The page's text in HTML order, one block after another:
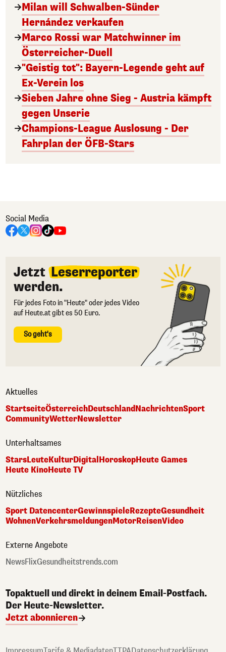
Milan will Schwalben-Sünder
Hernández verkaufen
Marco Rossi war Matchwinner im
Österreicher-Duell
"Geistig tot": Bayern-Legende geht auf
Ex-Verein los
Sieben Jahre ohne Sieg - Austria kämpft
gegen Unserie
Champions-League Auslosung - Der
Fahrplan der ÖFB-Stars
Social Media
Jetzt Leserreporter
werden.
Für jedes Foto in "Heute" oder jedes Video
auf Heute.at gibt es 50 Euro.
So geht's
Aktuelles
StartseiteÖsterreichDeutschlandNachrichtenSport
CommunityWetterNewsletter
Unterhaltsames
StarsLeuteKulturDigital HoroskopHeute Games
Heute KinoHeute TV
Nützliches
Sport DatencenterGewinnspieleRezepteGesundheit
WohnenVerkehrsmeldungenMotorReisenVideo
Externe Angebote
NewsFlixGesundheitstrends.com
Topaktuell und direkt in deinem Email-Postfach.
Der Heute-Newsletter.
Jetzt abonnieren